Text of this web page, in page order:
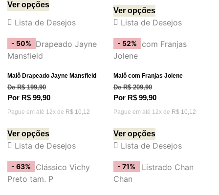
Ver opções
Lista de Desejos
Ver opções
Lista de Desejos
- 50%
Maiô Drapeado Jayne Mansfield
DeR$199,90
Por R$ 99,90
Pague em até 12x de R$ 10,12
Ver opções
Lista de Desejos
- 52%
Maiô com Franjas Jolene
DeR$209,90
Por R$99,90
Pague em até 12x de R$10,12
Ver opções
Lista de Desejos
- 63% - 71%